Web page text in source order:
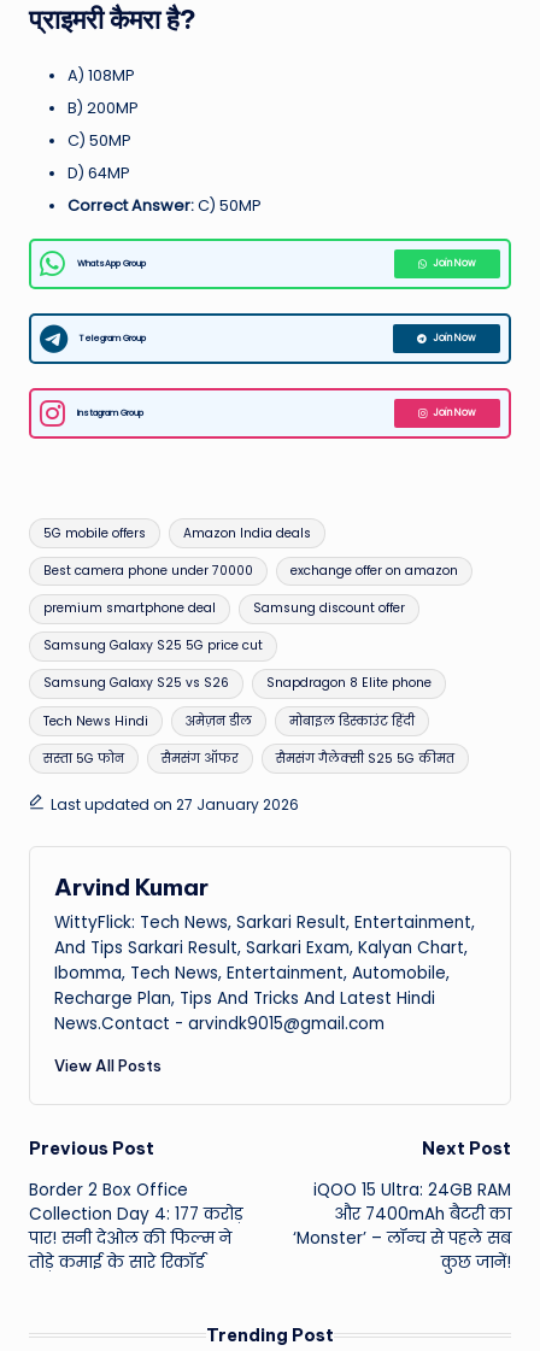
प्राइमरी कैमरा है?
A) 108MP
B) 200MP
C) 50MP
D) 64MP
Correct Answer:C) 50MP
WhatsApp Group Join Now
Telegram Group Join Now
Instagram Group Join Now
Tags:
5G mobile offers Amazon India deals
Best camera phone under 70000 exchange offer on amazon
premium smartphone deal Samsung discount offer
Samsung Galaxy S25 5G price cut
Samsung Galaxy S25 vs S26 Snapdragon 8 Elite phone
Tech News Hindi अमेज़न डील मोबाइल डिस्काउंट हिंदी
सस्ता 5G फोन सैमसंग ऑफर सैमसंग गैलेक्सी S25 5G कीमत
Last updated on 27 January 2026
Arvind Kumar
WittyFlick: Tech News, Sarkari Result, Entertainment,
And Tips Sarkari Result, Sarkari Exam, Kalyan Chart,
Ibomma, Tech News, Entertainment, Automobile,
Recharge Plan, Tips And Tricks And Latest Hindi
News.Contact - arvindk9015@gmail.com
View All Posts
Post
navigation
Previous Post
Border 2 Box Office
Collection Day 4: 177 करोड़
पार! सनी देओल की फिल्म ने
तोड़े कमाई के सारे रिकॉर्ड
Next Post
iQOO 15 Ultra: 24GB RAM
और 7400mAh बैटरी का
‘Monster’ – लॉन्च से पहले सब
कुछ जानें!
Trending Post